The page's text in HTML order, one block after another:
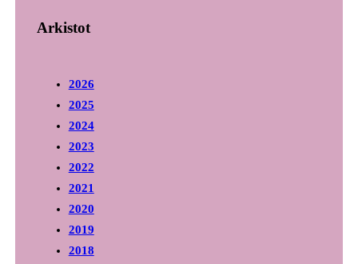
Arkistot
2026
2025
2024
2023
2022
2021
2020
2019
2018